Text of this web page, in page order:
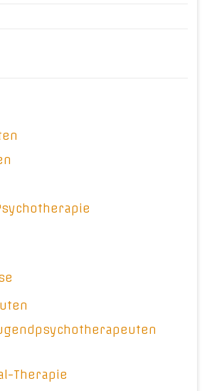
Therapie